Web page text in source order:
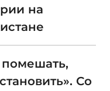
на
Со